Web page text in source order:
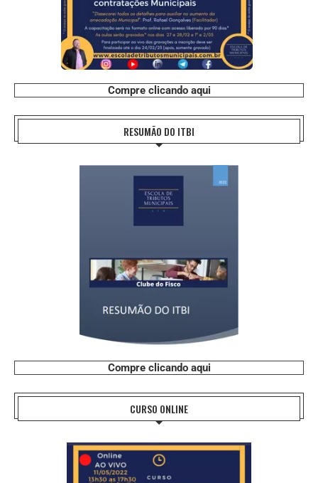
Compre clicando aqui
RESUMÃO DO ITBI
Compre clicando aqui
CURSO ONLINE